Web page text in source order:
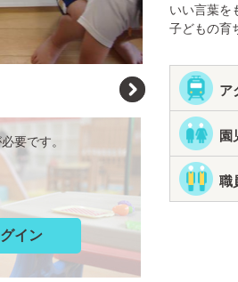
要です。
イン
いい言葉を
子どもの育
ア
園
職